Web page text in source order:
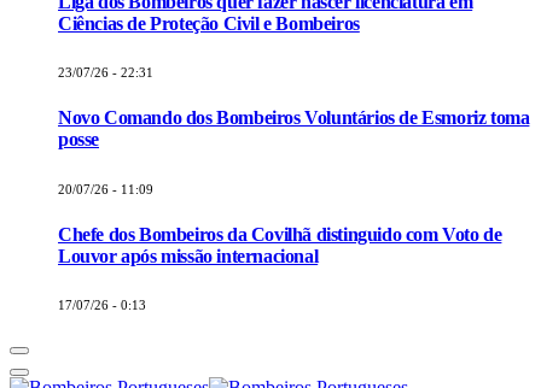
Ciências de Proteção Civil e Bombeiros
23/07/26 - 22:31
Novo Comando dos Bombeiros Voluntários de Esmoriz toma
posse
20/07/26 - 11:09
Chefe dos Bombeiros da Covilhã distinguido com Voto de
Louvor após missão internacional
17/07/26 - 0:13